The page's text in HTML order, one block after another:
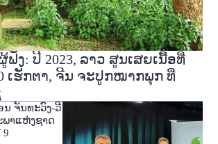
ນເສຍເນື້ອທີ່
ເຮັກຕາ, ຈີນ ຈະປູກໝາກພຸກ ທີ່
ຈັນທະວົງ-ວີ
າແຫ່ງຊາດ
9